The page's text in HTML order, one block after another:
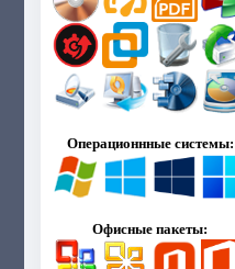
Операционнные системы:
Офисные пакеты: